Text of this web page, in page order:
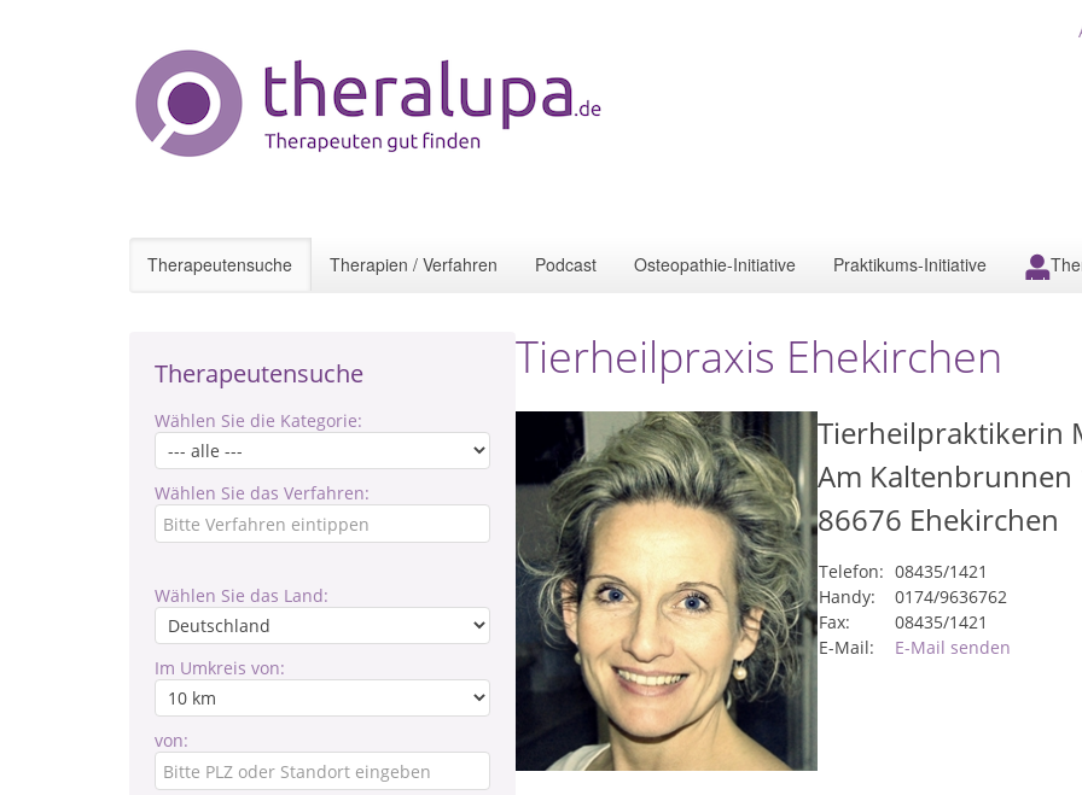
Therapeutensuche Therapien / Verfahren Podcast Osteopathie-Initiative Praktikums-Initiative
Therapeutensuche
Wählen Sie die Kategorie:
Wählen Sie das Verfahren:
Wählen Sie das Land:
Im Umkreis von:
von:
Tierheilpraxis Ehekirchen
Tierheilpraktikerin
Am Kaltenbrunnen
86676 Ehekirchen
Telefon: 08435/1421
Handy:
0174/9636762
Fax:
08435/1421
E-Mail:
E-Mail senden